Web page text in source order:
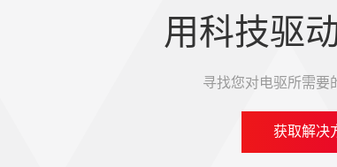
用科技驱
寻找您对电驱所需要
获取解决